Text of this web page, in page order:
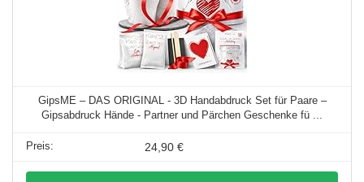
GipsME – DAS ORIGINAL - 3D Handabdruck Set für Paare –
Gipsabdruck Hände - Partner und Pärchen Geschenke fü ...
24,90 €